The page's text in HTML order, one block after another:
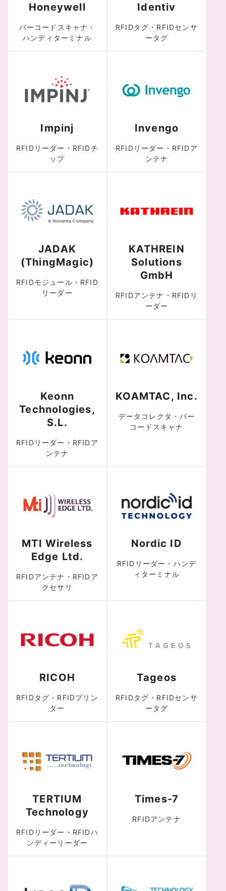
Honeywell
バーコードスキャナ・
ハンディターミナル
Identiv
RFIDタグ・RFIDセンサ
ータグ
Impinj
RFIDリーダー・RFIDチ
ップ
Invengo
RFIDリーダー・RFIDア
ンテナ
JADAK
(ThingMagic)
RFIDモジュール・RFID
リーダー
KATHREIN
Solutions
GmbH
RFIDアンテナ・RFIDリ
ーダー
Keonn
Technologies,
S.L.
RFIDリーダー・RFIDア
ンテナ
KOAMTAC, Inc.
データコレクタ・バー
コードスキャナ
MTI Wireless
Edge Ltd.
RFIDアンテナ・RFIDア
クセサリ
Nordic ID
RFIDリーダー・ハンデ
ィターミナル
RICOH
RFIDタグ・RFIDプリン
ター
Tageos
RFIDタグ・RFIDセンサ
ータグ
TERTIUM
Technology
RFIDリーダー・RFIDハ
ンディーリーダー
Times-7
RFIDアンテナ